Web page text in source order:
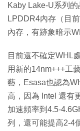
Kaby Lake-U系列
LPDDR4內存（目
內存，有跡象暗示
目前還不確定WHL
用新的14nm+++工
藝，Esasa也認為
高，因為 Intel 還有
加速頻率到4.5-
列，還可能提高2-4